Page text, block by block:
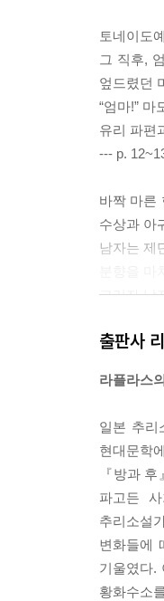
토네이도
그 직후,
엎드렸던
“엄마!”
유리 파편
--- p.
바짝 마른
수상과 아
남자는 제
그러자 남
--- p. 57
손목시계
걱정되었
다운재킷
온천 냄새
흔히들 말
온천지니
멍하니 그
--- p. 115
출판사
라플라스
일본 추리
현대문학
『방과
파고든
추리소설
변화들에
기울였다.
황화수소